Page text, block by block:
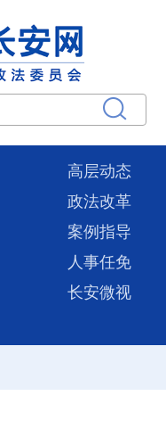
高层动态
政法改革
案例指导
人事任免
长安微视